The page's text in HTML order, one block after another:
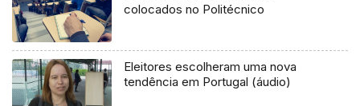
colocados no Politécnico
Eleitores escolheram uma nova
tendência em Portugal (áudio)